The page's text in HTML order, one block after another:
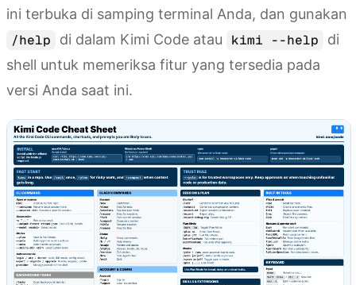
ini terbuka di samping terminal Anda, dan gunakan
/help
di dalam Kimi Code atau kimi --help
di
shell untuk memeriksa fitur yang tersedia pada
versi Anda saat ini.